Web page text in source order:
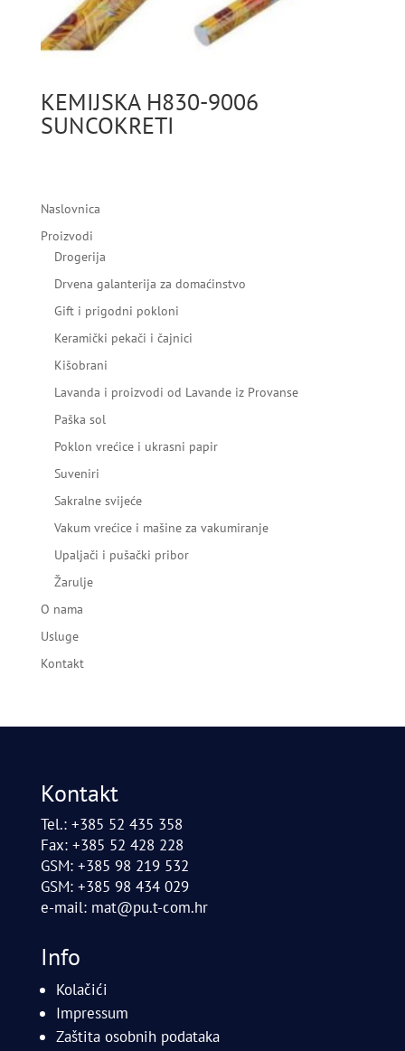
KEMIJSKA H830-9006
SUNCOKRETI
Naslovnica
Proizvodi
Drogerija
Drvena galanterija za domaćinstvo
Gift i prigodni pokloni
Keramički pekači i čajnici
Kišobrani
Lavanda i proizvodi od Lavande iz Provanse
Paška sol
Poklon vrećice i ukrasni papir
Suveniri
Sakralne svijeće
Vakum vrećice i mašine za vakumiranje
Upaljači i pušački pribor
Žarulje
O nama
Usluge
Kontakt
Kontakt
Tel.: +385 52 435 358
Fax: +385 52 428 228
GSM: +385 98 219 532
GSM: +385 98 434 029
e-mail: mat@pu.t-com.hr
Info
Kolačići
Impressum
Zaštita osobnih podataka